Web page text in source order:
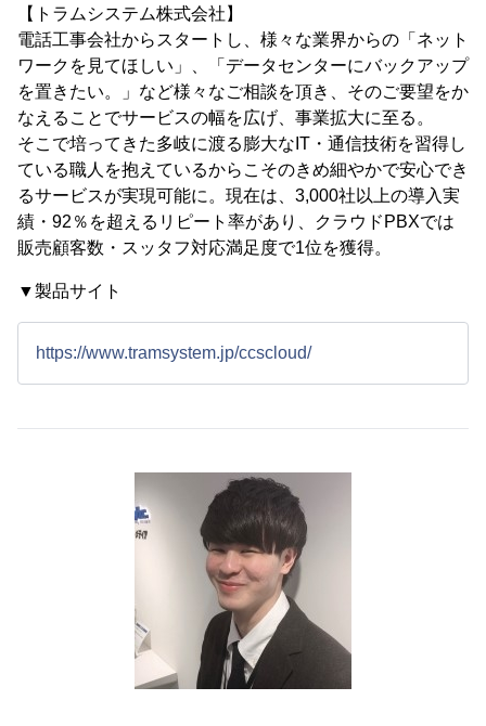
【トラムシステム株式会社】
電話工事会社からスタートし、様々な業界からの「ネット
ワークを見てほしい」、「データセンターにバックアップ
を置きたい。」など様々なご相談を頂き、そのご要望をか
なえることでサービスの幅を広げ、事業拡大に至る。
そこで培ってきた多岐に渡る膨大なIT・通信技術を習得し
ている職人を抱えているからこそのきめ細やかで安心でき
るサービスが実現可能に。現在は、3,000社以上の導入実
績・92％を超えるリピート率があり、クラウドPBXでは
販売顧客数・スッタフ対応満足度で1位を獲得。
▼製品サイト
https://www.tramsystem.jp/ccscloud/